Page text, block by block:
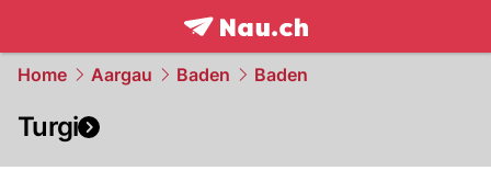
frontpage.NAU.ch
Home Aargau Baden Baden
Turgi